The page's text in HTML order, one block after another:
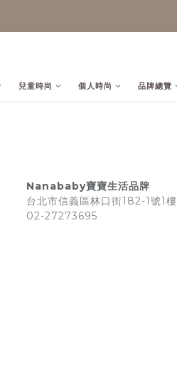
兒童時尚 個人時尚 品牌總覽
Nanababy寶寶生活品牌
台北市信義區林口街182-1號1樓
02-27273695